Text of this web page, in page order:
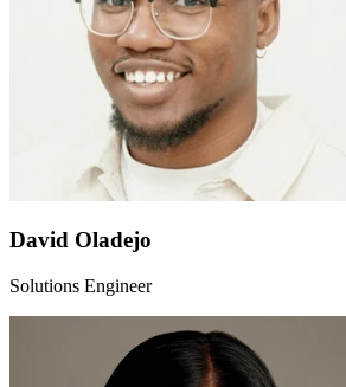
David Oladejo
Solutions Engineer